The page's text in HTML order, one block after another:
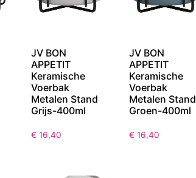
JV BON
APPETIT
Keramische
Voerbak
Metalen Stand
Grijs-400ml
€ 16,40
JV BON
APPETIT
Keramische
Voerbak
Metalen Stand
Groen-400ml
€ 16,40